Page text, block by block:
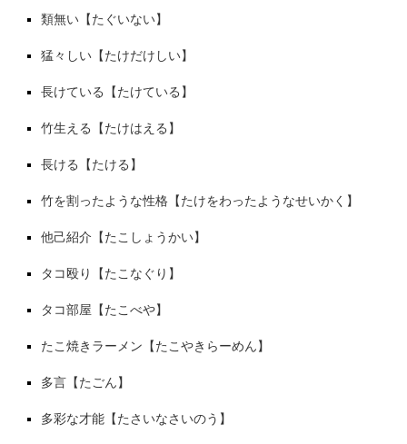
類無い【たぐいない】
猛々しい【たけだけしい】
長けている【たけている】
竹生える【たけはえる】
長ける【たける】
竹を割ったような性格【たけをわったようなせいかく】
他己紹介【たこしょうかい】
タコ殴り【たこなぐり】
タコ部屋【たこべや】
たこ焼きラーメン【たこやきらーめん】
多言【たごん】
多彩な才能【たさいなさいのう】